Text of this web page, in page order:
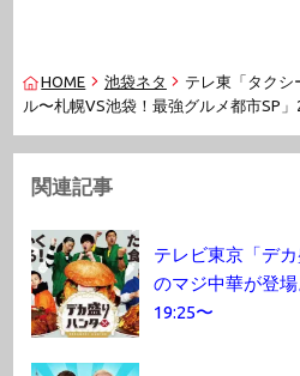
HOME 池袋ネタ
テレ東「タクシ
ル〜札幌VS池袋！最強グルメ都市SP
関連記事
テレビ東京「デ
のマジ中華が登場
19:25〜